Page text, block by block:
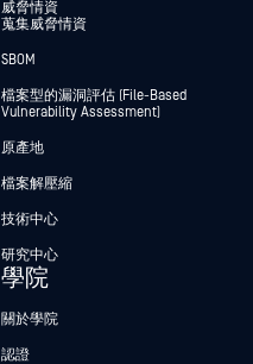
威脅情資
蒐集威脅情資
SBOM
檔案型的漏洞評估 (File-Based
Vulnerability Assessment)
原產地
檔案解壓縮
技術中心
研究中心
學院
關於學院
認證